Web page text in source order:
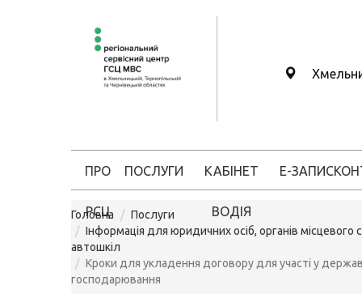
ПРО
РСЦ
ПОСЛУГИ КАБІНЕТ
ВОДІЯ
Е-ЗАПИС
Головна
Послуги
Інформація для юридичних осіб, органів місцевого
автошкіл
Кроки для укладення договору для участі у
господарювання